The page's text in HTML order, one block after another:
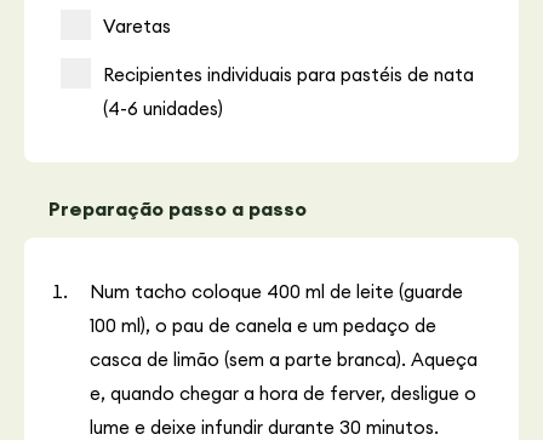
Varetas
Recipientes individuais para pastéis de nata
(4-6 unidades)
Preparação passo a passo
Num tacho coloque 400 ml de leite (guarde
100 ml), o pau de canela e um pedaço de
casca de limão (sem a parte branca). Aqueça
e, quando chegar a hora de ferver, desligue o
lume e deixe infundir durante 30 minutos.